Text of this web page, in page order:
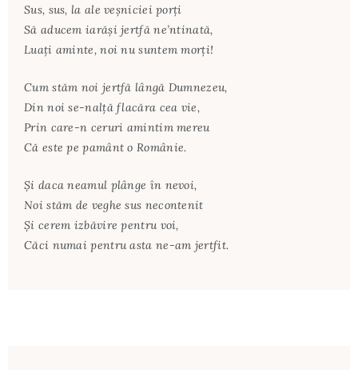
Sus, sus, la ale veșniciei porți
Să aducem iarăși jertfă ne’ntinată,
Luați aminte, noi nu suntem morți!
Cum stăm noi jertfă lângă Dumnezeu,
Din noi se-nalță flacăra cea vie,
Prin care-n ceruri amintim mereu
Că este pe pamânt o Românie.
Și daca neamul plânge în nevoi,
Noi stăm de veghe sus necontenit
Și cerem izbăvire pentru voi,
Căci numai pentru asta ne-am jertfit.